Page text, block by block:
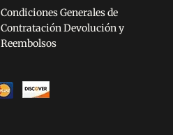
Condiciones Generales de
Contratación Devolución y
Reembolsos